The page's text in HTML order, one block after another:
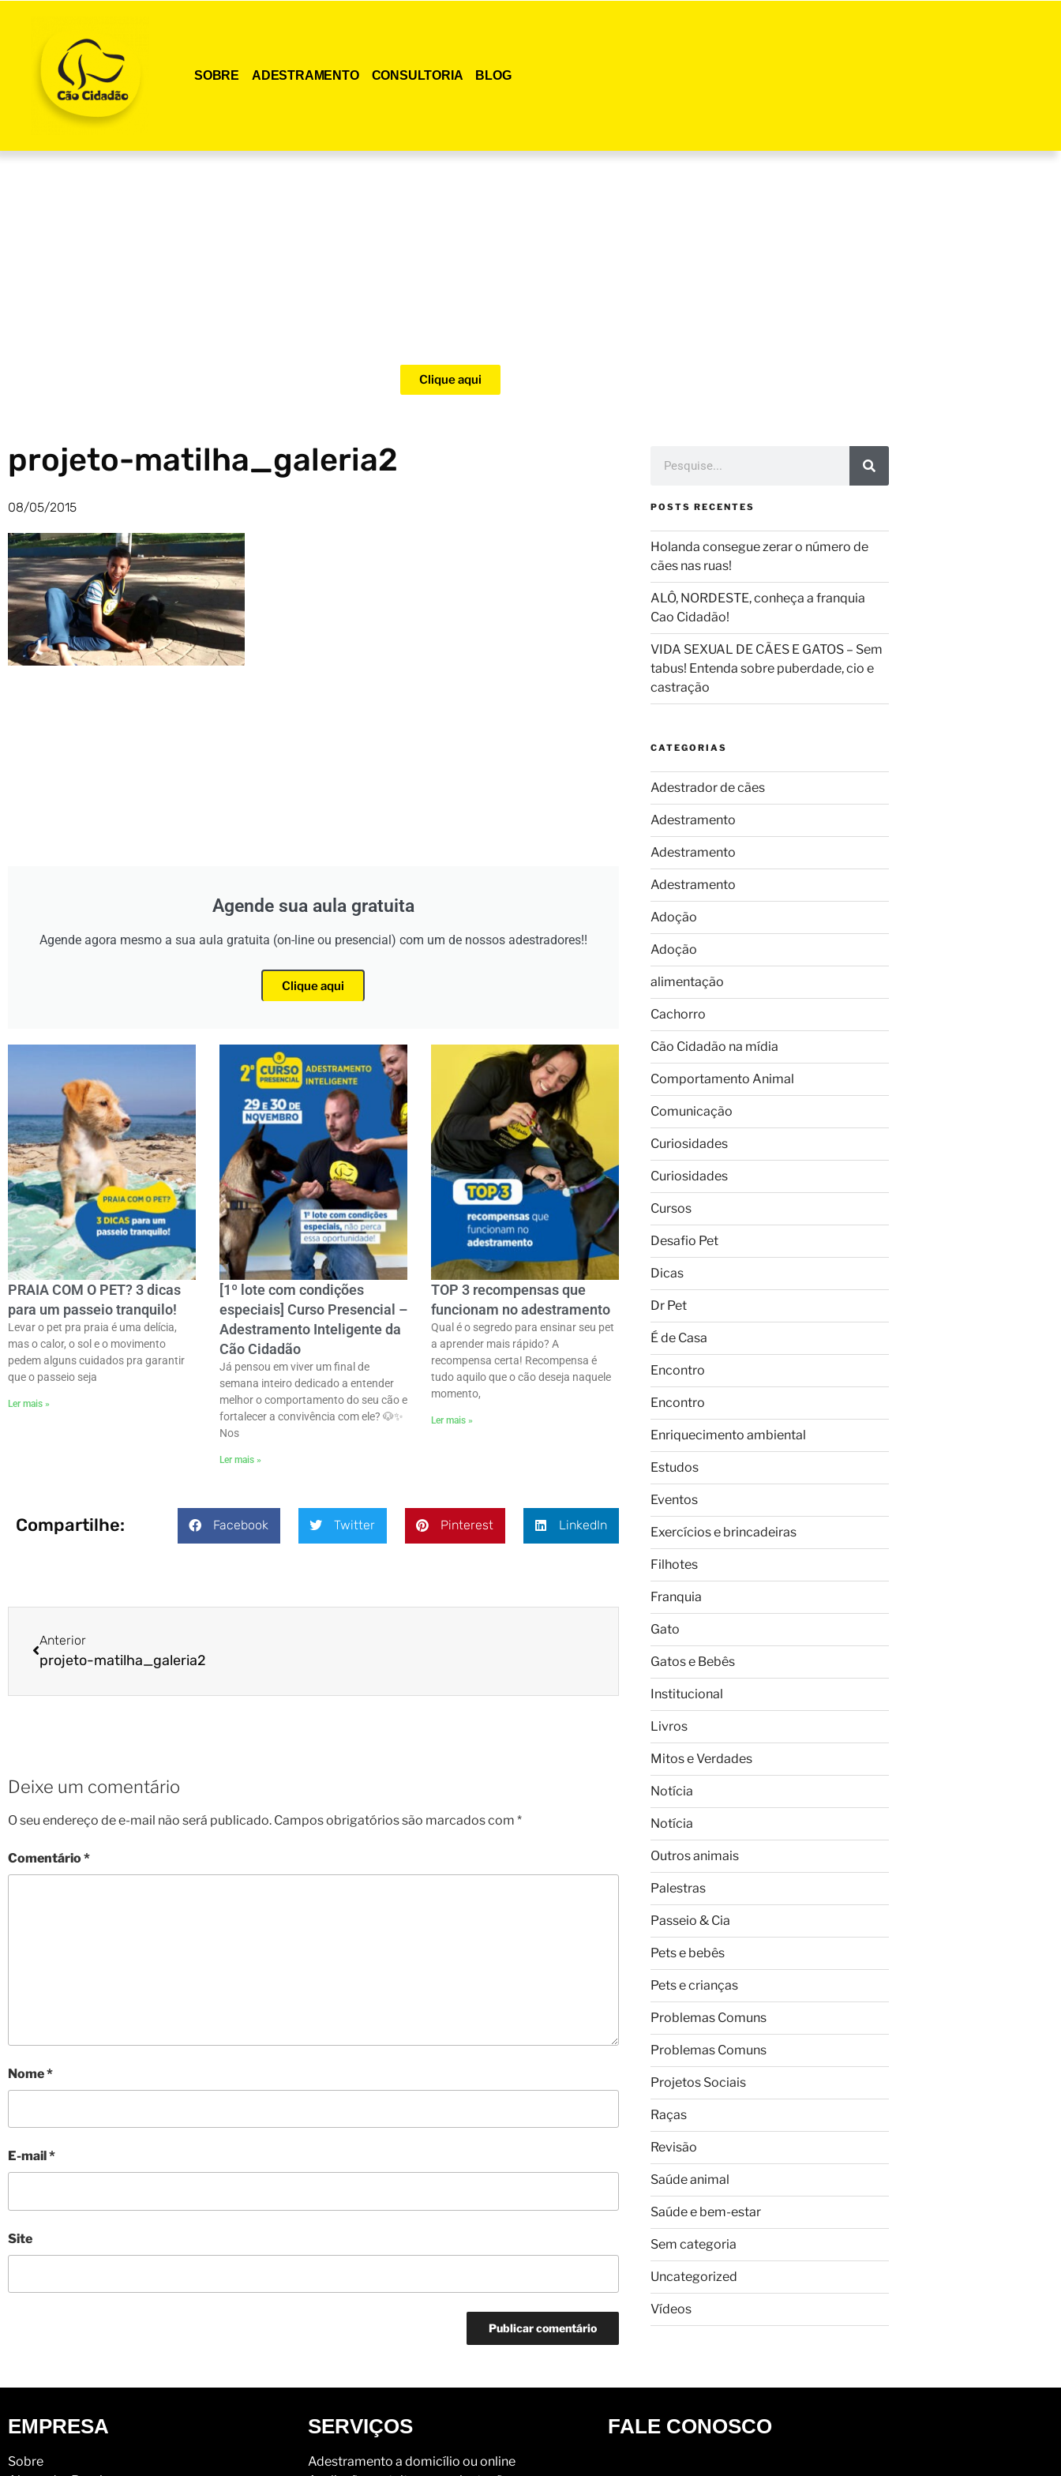
SOBRE ADESTRAMENTO CONSULTORIA BLOG
Clique aqui
projeto-matilha_galeria2
08/05/2015
Agende sua aula gratuita
Agende agora mesmo a sua aula gratuita (on-line ou presencial) com um de nossos adestradores!!
Clique aqui
PRAIA COM O PET? 3 dicas
para um passeio tranquilo!
Levar o pet pra praia é uma delícia,
mas o calor, o sol e o movimento
pedem alguns cuidados pra garantir
que o passeio seja
Ler mais »
[1º lote com condições
especiais] Curso Presencial –
Adestramento Inteligente da
Cão Cidadão
Já pensou em viver um final de
semana inteiro dedicado a entender
melhor o comportamento do seu cão e
fortalecer a convivência com ele? 🐶✨ㅤ
Nos
Ler mais »
TOP 3 recompensas que
funcionam no adestramento
Qual é o segredo para ensinar seu pet
a aprender mais rápido? A
recompensa certa! Recompensa é
tudo aquilo que o cão deseja naquele
momento,
Ler mais »
Compartilhe: Facebook Twitter Pinterest LinkedIn
Anterior
projeto-matilha_galeria2
Deixe um comentário
O seu endereço de e-mail não será publicado. Campos obrigatórios são marcados com *
Comentário*
Nome*
E-mail *
Site
POSTS RECENTES
Holanda consegue zerar o número de
cães nas ruas!
ALÔ, NORDESTE, conheça a franquia
Cao Cidadão!
VIDA SEXUAL DE CÃES E GATOS – Sem
tabus! Entenda sobre puberdade, cio e
castração
CATEGORIAS
Adestrador de cães
Adestramento
Adestramento
Adestramento
Adoção
Adoção
alimentação
Cachorro
Cão Cidadão na mídia
Comportamento Animal
Comunicação
Curiosidades
Curiosidades
Cursos
Desafio Pet
Dicas
Dr Pet
É de Casa
Encontro
Encontro
Enriquecimento ambiental
Estudos
Eventos
Exercícios e brincadeiras
Filhotes
Franquia
Gato
Gatos e Bebês
Institucional
Livros
Mitos e Verdades
Notícia
Notícia
Outros animais
Palestras
Passeio & Cia
Pets e bebês
Pets e crianças
Problemas Comuns
Problemas Comuns
Projetos Sociais
Raças
Revisão
Saúde animal
Saúde e bem-estar
Sem categoria
Uncategorized
Vídeos
EMPRESA
Sobre
SERVIÇOS
Adestramento a domicílio ou online
FALE CONOSCO